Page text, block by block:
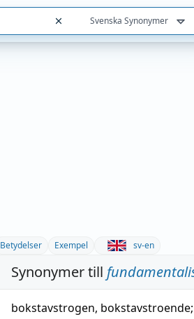
Svenska Synonymer
Betydelser Exempel sv-en
Synonymer till
bokstavstrogen, bokstavstroende;